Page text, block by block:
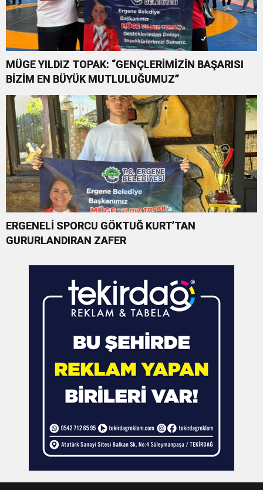
MÜGE YILDIZ TOPAK: “GENÇLERİMİZİN BAŞARISI
BİZİM EN BÜYÜK MUTLULUĞUMUZ”
ERGENELİ SPORCU GÖKTUĞ KURT’TAN
GURURLANDIRAN ZAFER